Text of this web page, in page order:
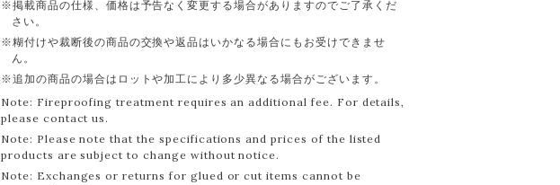
※掲載商品の仕様、価格は予告なく変更する場合がありますのでご了承くだ
さい。
※糊付けや裁断後の商品の交換や返品はいかなる場合にもお受けできませ
ん。
※追加の商品の場合はロットや加工により多少異なる場合がございます。
Note: Fireproofing treatment requires an additional fee. For details,
please contact us.
Note: Please note that the specifications and prices of the listed
products are subject to change without notice.
Note: Exchanges or returns for glued or cut items cannot be